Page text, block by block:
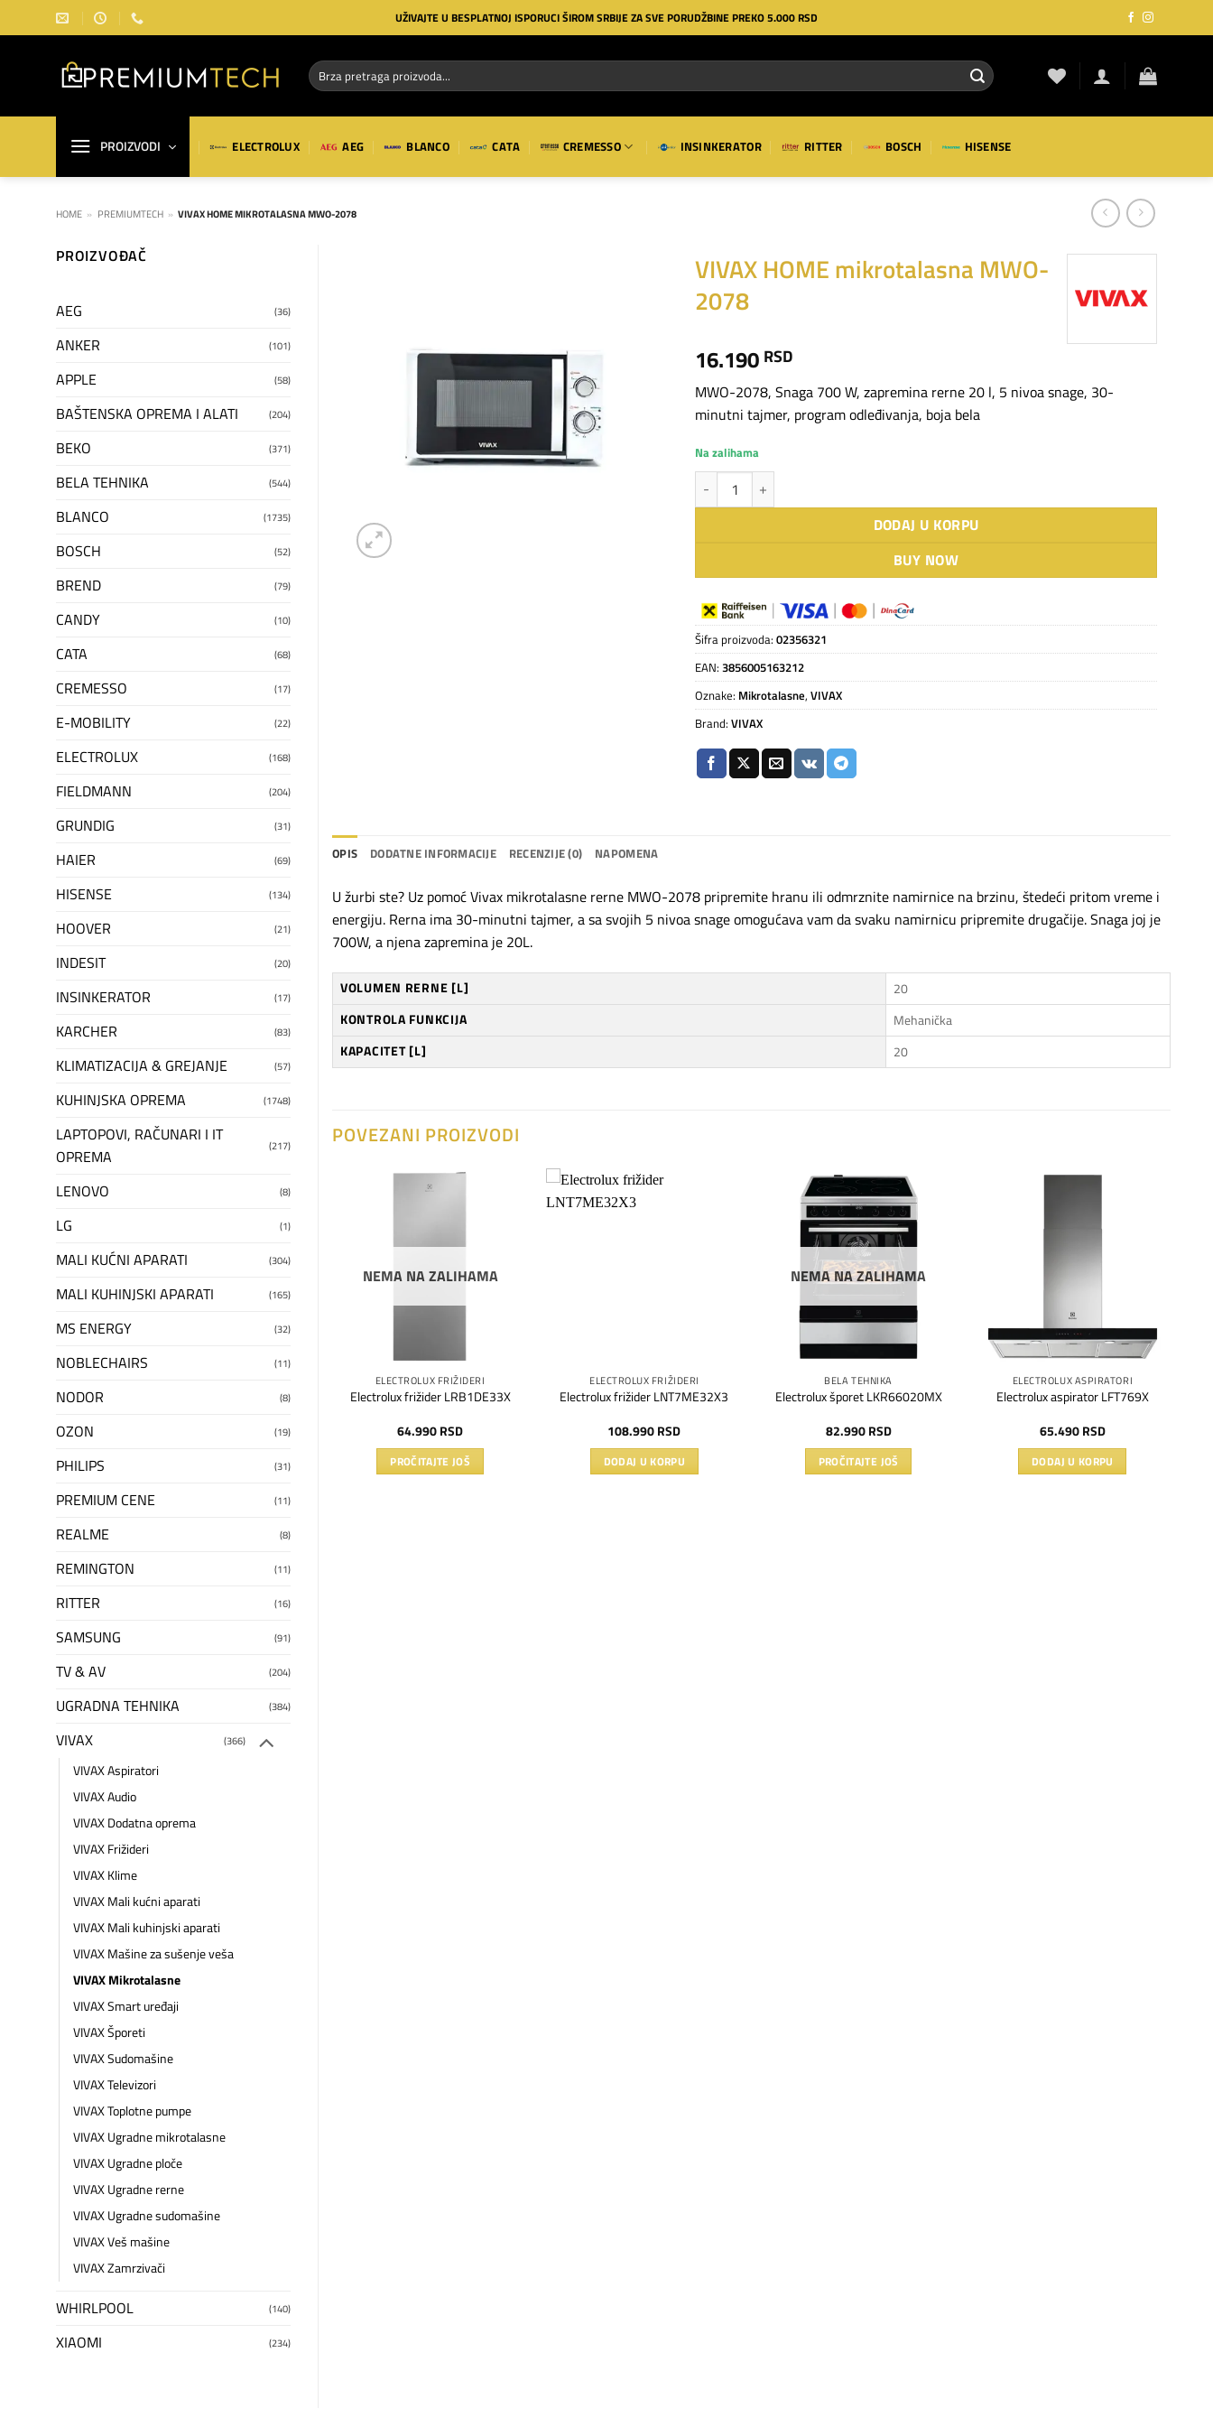
na
UŽIVAJTE U BESPLATNOJ ISPORUCI ŠIROM SRBIJE ZA SVE PORUDŽBINE PREKO 5.000 RSD
Pretraga
za:
PROIZVODI ELECTROLUX AEG BLANCO CATA CREMESSO INSINKERATOR RITTER BOSCH HISENSE
HOME » PREMIUMTECH » VIVAX HOME MIKROTALASNA MWO-2078
PROIZVOĐAČ
AEG (36)
ANKER (101)
APPLE (58)
BAŠTENSKA OPREMA I ALATI (204)
BEKO (371)
BELA TEHNIKA (544)
BLANCO (1735)
BOSCH (52)
BREND (79)
CANDY (10)
CATA (68)
CREMESSO (17)
E-MOBILITY (22)
ELECTROLUX (168)
FIELDMANN (204)
GRUNDIG (31)
HAIER (69)
HISENSE (134)
HOOVER (21)
INDESIT (20)
INSINKERATOR (17)
KARCHER (83)
KLIMATIZACIJA & GREJANJE (57)
KUHINJSKA OPREMA (1748)
LAPTOPOVI, RAČUNARI I IT
OPREMA
(217)
LENOVO (8)
LG (1)
MALI KUĆNI APARATI (304)
MALI KUHINJSKI APARATI (165)
MS ENERGY (32)
NOBLECHAIRS (11)
NODOR (8)
OZON (19)
PHILIPS (31)
PREMIUM CENE (11)
REALME (8)
REMINGTON (11)
RITTER (16)
SAMSUNG (91)
TV & AV (204)
UGRADNA TEHNIKA (384)
VIVAX (366)
VIVAX Aspiratori
VIVAX Audio
VIVAX Dodatna oprema
VIVAX Frižideri
VIVAX Klime
VIVAX Mali kućni aparati
VIVAX Mali kuhinjski aparati
VIVAX Mašine za sušenje veša
VIVAX Mikrotalasne
VIVAX Smart uređaji
VIVAX Šporeti
VIVAX Sudomašine
VIVAX Televizori
VIVAX Toplotne pumpe
VIVAX Ugradne mikrotalasne
VIVAX Ugradne ploče
VIVAX Ugradne rerne
VIVAX Ugradne sudomašine
VIVAX Veš mašine
VIVAX Zamrzivači
WHIRLPOOL (140)
XIAOMI (234)
VIVAX HOME mikrotalasna MWO-
2078
16.190 RSD
MWO-2078, Snaga 700 W, zapremina rerne 20 l, 5 nivoa snage, 30-
minutni tajmer, program odleđivanja, boja bela
Na zalihama
VIVAX HOME mikrotalasna MWO-2078 količina
DODAJ U KORPU
BUY NOW
Šifra proizvoda:02356321
EAN:3856005163212
Oznake: Mikrotalasne,VIVAX
Brand:VIVAX
OPIS DODATNE INFORMACIJE RECENZIJE (0) NAPOMENA
U žurbi ste? Uz pomoć Vivax mikrotalasne rerne MWO-2078 pripremite hranu ili odmrznite namirnice na brzinu, štedeći pritom vreme i
energiju. Rerna ima 30-minutni tajmer, a sa svojih 5 nivoa snage omogućava vam da svaku namirnicu pripremite drugačije. Snaga joj je
700W, a njena zapremina je 20L.
VOLUMEN RERNE [L]
20
KONTROLA FUNKCIJA
Mehanička
KAPACITET [L]
20
POVEZANI PROIZVODI
NEMA NA ZALIHAMA
ELECTROLUX FRIŽIDERI
Electrolux frižider LRB1DE33X
64.990RSD
PROČITAJTE JOŠ
ELECTROLUX FRIŽIDERI
Electrolux frižider LNT7ME32X3
108.990RSD
DODAJ U KORPU
Dodaj
NEMA NA ZALIHAMA
BELA TEHNIKA
Electrolux šporet LKR66020MX
82.990RSD
PROČITAJTE JOŠ
ELECTROLUX ASPIRATORI
Electrolux aspirator LFT769X
65.490RSD
DODAJ U KORPU
Dodaj
na
želja
za pranje veša
na
želja
Electrolux mašina za pranje veša